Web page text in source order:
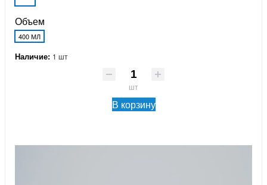
Объем
400 МЛ
Наличие: 1 шт
шт
В корзину